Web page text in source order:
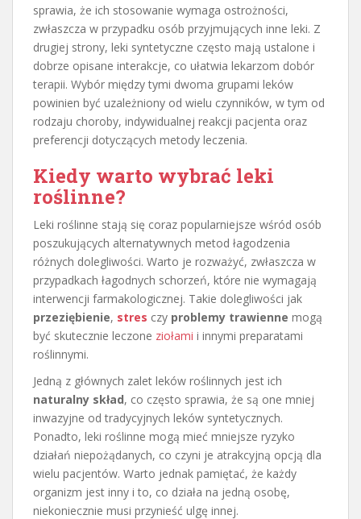
sprawia, że ich stosowanie wymaga ostrożności,
zwłaszcza w przypadku osób przyjmujących inne leki. Z
drugiej strony, leki syntetyczne często mają ustalone i
dobrze opisane interakcje, co ułatwia lekarzom dobór
terapii. Wybór między tymi dwoma grupami leków
powinien być uzależniony od wielu czynników, w tym od
rodzaju choroby, indywidualnej reakcji pacjenta oraz
preferencji dotyczących metody leczenia.
Kiedy warto wybrać leki
roślinne?
Leki roślinne stają się coraz popularniejsze wśród osób
poszukujących alternatywnych metod łagodzenia
różnych dolegliwości. Warto je rozważyć, zwłaszcza w
przypadkach łagodnych schorzeń, które nie wymagają
interwencji farmakologicznej. Takie dolegliwości jak
przeziębienie, stres czy problemy trawienne mogą
być skutecznie leczone ziołami i innymi preparatami
roślinnymi.
Jedną z głównych zalet leków roślinnych jest ich
naturalny skład, co często sprawia, że są one mniej
inwazyjne od tradycyjnych leków syntetycznych.
Ponadto, leki roślinne mogą mieć mniejsze ryzyko
działań niepożądanych, co czyni je atrakcyjną opcją dla
wielu pacjentów. Warto jednak pamiętać, że każdy
organizm jest inny i to, co działa na jedną osobę,
niekoniecznie musi przynieść ulgę innej.